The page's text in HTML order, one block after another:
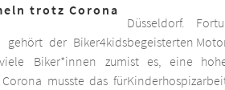
trotz Corona
gehört der Biker4kids
Biker*innen zum
musste das für
Düsseldorf.
begeisterten
ist es, eine